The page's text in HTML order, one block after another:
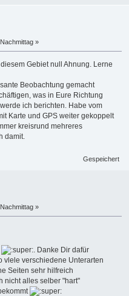
»
Gebiet null Ahnung. Lerne
Beobachtung gemacht
was in Eure Richtung
ich berichten. Habe vom
Karte und GPS weiter gekoppelt
kreisrund mehreres
damit.
Gespeichert
»
. Danke Dir dafür
vlele verschiedene Unterarten
Seiten sehr hilfreich
nicht alles selber "hart"